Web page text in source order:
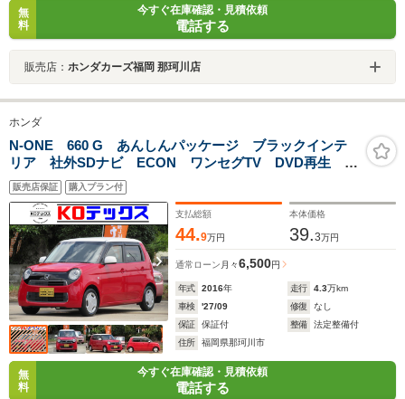
無
料
今すぐ在庫確認・見積依頼
電話する
販売店： ホンダカーズ福岡 那珂川店
ホンダ
N-ONE 660 G あんしんパッケージ ブラックインテ
リア 社外SDナビ ECON ワンセグTV DVD再生 オ
プションカラー スマートキー プッシュスタート
ETC レベライザー タイミングチェーン
販売店保証 購入プラン付
支払総額
44.9万円
本体価格
39.3万円
通常ローン 月々6,500円
年式 2016年 走行 4.3万km
車検
'27/09 修復
なし
保証
保証付 整備
法定整備付
住所
福岡県那珂川市
無
料
今すぐ在庫確認・見積依頼
電話する